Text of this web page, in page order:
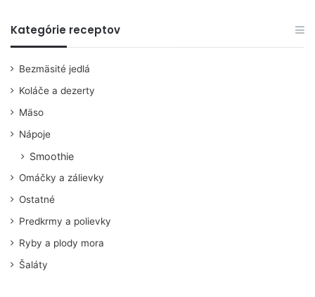
Kategórie receptov
Bezmäsité jedlá
Koláče a dezerty
Mäso
Nápoje
Smoothie
Omáčky a zálievky
Ostatné
Predkrmy a polievky
Ryby a plody mora
Šaláty